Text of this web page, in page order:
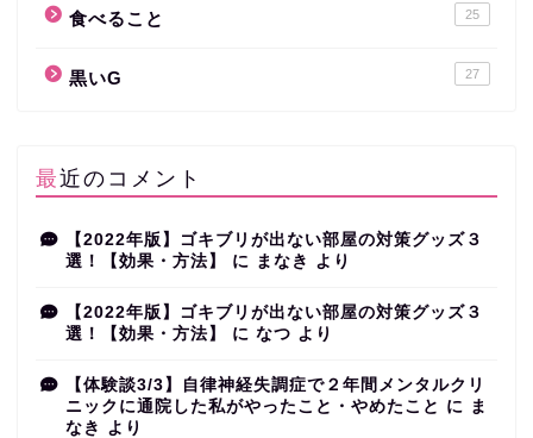
食べること 25
黒いG 27
最近のコメント
【2022年版】ゴキブリが出ない部屋の対策グッズ３
選！【効果・方法】
に まなき より
【2022年版】ゴキブリが出ない部屋の対策グッズ３
選！【効果・方法】
に なつ より
【体験談3/3】自律神経失調症で２年間メンタルクリ
ニックに通院した私がやったこと・やめたこと に
ま
なき
より